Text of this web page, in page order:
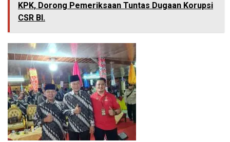
KPK, Dorong Pemeriksaan Tuntas Dugaan Korupsi
CSR BI.